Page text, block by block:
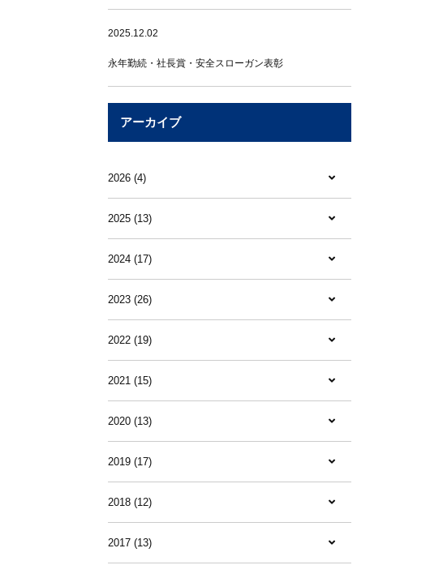
2025.12.02
永年勤続・社長賞・安全スローガン表彰
アーカイブ
2026 (4)
2025 (13)
2024 (17)
2023 (26)
2022 (19)
2021 (15)
2020 (13)
2019 (17)
2018 (12)
2017 (13)